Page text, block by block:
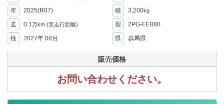
年
2025(R07) 積 3,200kg
走 0.1万km (実走行距離) 型
2PG-FEB80
検
2027年 08月 県 群馬県
販売価格
お問い合わせください。